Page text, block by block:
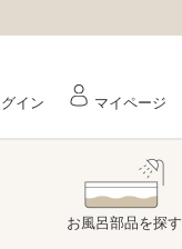
イン マイページ
お風呂部品を探す